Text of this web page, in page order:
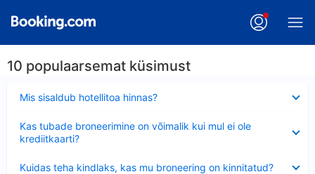
10 populaarsemat küsimust
Mis sisaldub hotellitoa hinnas?
Kas tubade broneerimine on võimalik kui mul ei ole
krediitkaarti?
Kuidas teha kindlaks, kas mu broneering on kinnitatud?